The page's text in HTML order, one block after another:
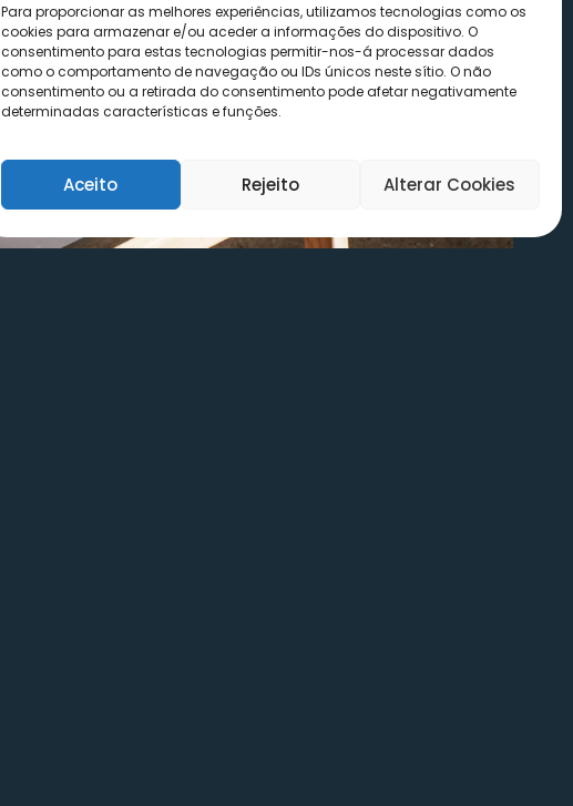
Para proporcionar as melhores experiências, utilizamos tecnologias como os
cookies para armazenar e/ou aceder a informações do dispositivo. O
consentimento para estas tecnologias permitir-nos-á processar dados
como o comportamento de navegação ou IDs únicos neste sítio. O não
consentimento ou a retirada do consentimento pode afetar negativamente
determinadas características e funções.
Aceito Rejeito Alterar Cookies